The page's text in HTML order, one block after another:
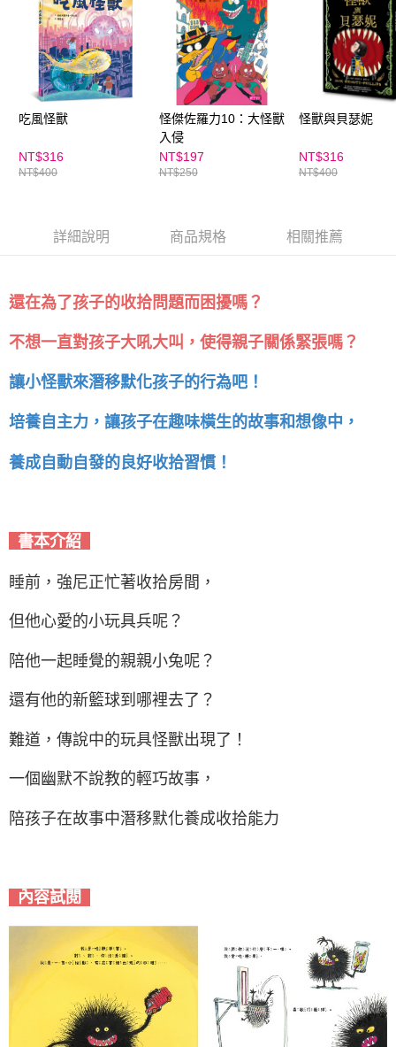
２．關於個人資料處理事宜，請瀏覽以下網址：
https://aftee.tw/terms/#terms3
３．未成年的使用者請事先徵得法定代理人或監護人之同意方可使用
「AFTEE先享後付」，若未經同意申辦者引起之損失，本公司不負相關責
任。
４．使用「AFTEE先享後付」時，將依據個別帳號之用戶狀況，依本公司即
時審查核予不同之上限額度；若仍有額度不足之情形，本公司將視審查結果
請求用戶進行身份認證。
５．嚴禁一人註冊多個帳號或使用他人資訊註冊。若發現惡意使用之情形，
恩沛科技股份有限公司將有權停止該用戶之使用額度並採取法律行動。
吃風怪獸
NT$316
NT$400
怪傑佐羅力10：大怪獸
入侵
NT$197
NT$250
怪獸與貝瑟妮
NT$316
NT$400
詳細說明 商品規格 相關推薦
還在為了孩子的收拾問題而困擾嗎？
不想一直對孩子大吼大叫，使得親子關係緊張嗎？
讓小怪獸來潛移默化孩子的行為吧！
培養自主力，讓孩子在趣味橫生的故事和想像中，
養成自動自發的良好收拾習慣！
書本介紹
睡前，強尼正忙著收拾房間，
但他心愛的小玩具兵呢？
陪他一起睡覺的親親小兔呢？
還有他的新籃球到哪裡去了？
難道，傳說中的玩具怪獸出現了！
一個幽默不說教的輕巧故事，
陪孩子在故事中潛移默化養成收拾能力
內容試閱